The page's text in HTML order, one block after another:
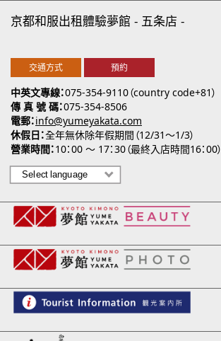
中英文專線 075-354-9110（country code+81）
傳 真 號 碼 075-354-8506
電郵 info@yumeyakata.com
休假日 全年無休除年假期間（12/31～1/3）
營業時間 10：00 ～ 17：30（最終入店時間16：00）
京都和服出租體驗夢館 五条店
交通方式 預約